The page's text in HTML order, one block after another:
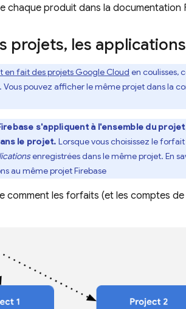
chaque produit dans la documentation
projets, les
en fait des projets Google Cloud en coulisses,
. Vous pouvez afficher le même projet dans la
s'appliquent à l'ensemble du
le projet. Lorsque vous choisissez le
enregistrées dans le même projet. En
au même projet Firebase
comment les forfaits (et les comptes